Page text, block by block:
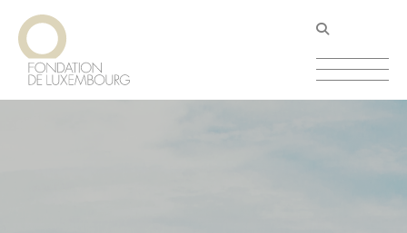
Direkt
zum
Inhalt
Cookie-Einstellungen